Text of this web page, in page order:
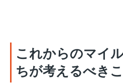
これからのマイ
ちが考えるべき